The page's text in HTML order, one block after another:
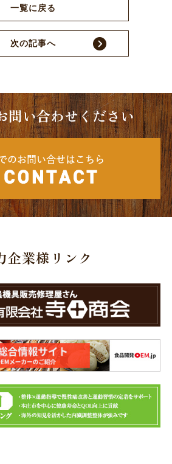
一覧に戻る
次の記事へ
問い合わせください
のお問い合せはこちら
企業様リンク